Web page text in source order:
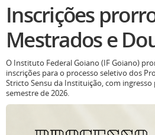
Inscrições
Mestrados e
O Instituto Federal Goiano (IF Goiano)
inscrições para o processo seletivo dos
Stricto Sensu da Instituição, com
semestre de 2026.